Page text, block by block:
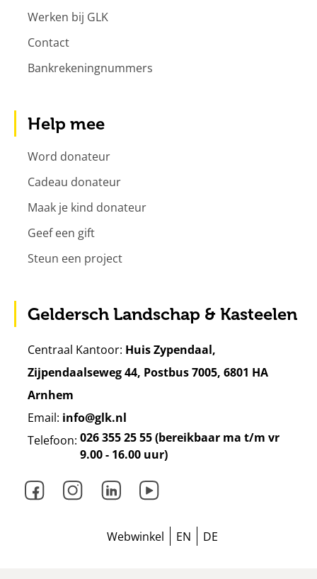
Werken bij GLK
Contact
Bankrekeningnummers
Help mee
Word donateur
Cadeau donateur
Maak je kind donateur
Geef een gift
Steun een project
Geldersch Landschap & Kasteelen
Centraal Kantoor: Huis Zypendaal,
Zijpendaalseweg 44, Postbus 7005, 6801 HA
Arnhem
Email: info@glk.nl
Telefoon: 026 355 25 55 (bereikbaar ma t/m vr
9.00 - 16.00 uur)
Webwinkel
EN DE